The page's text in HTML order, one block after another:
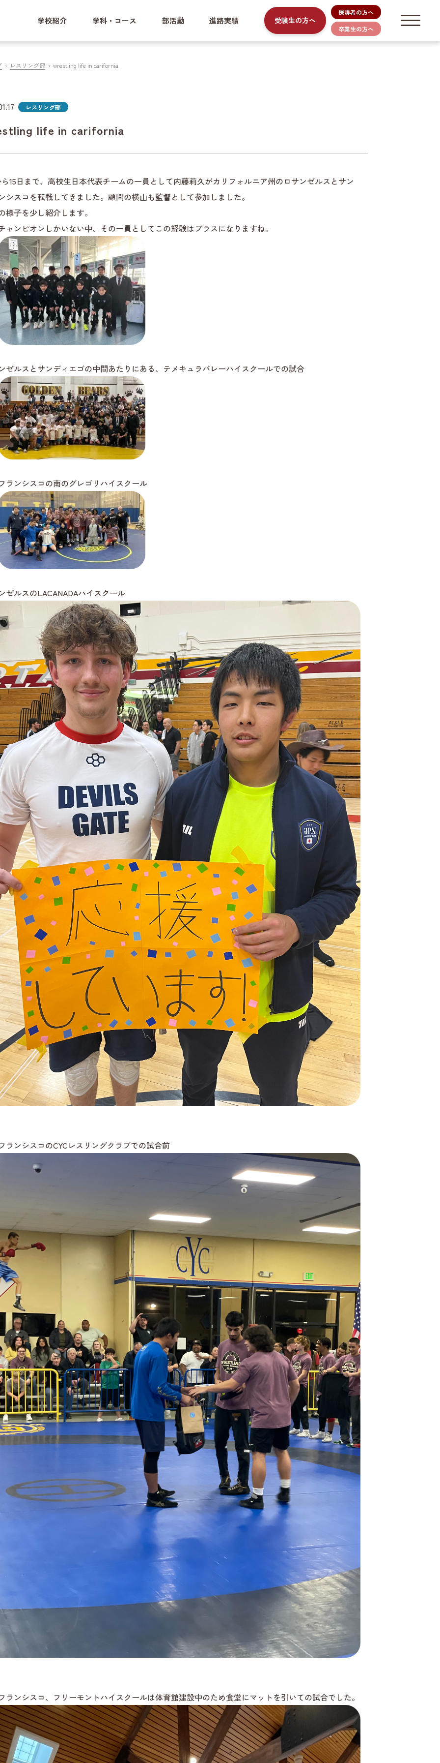
学校紹介 学科・コース 部活動 進路実績 受験生の方へ
保護者の方へ
卒業生の方へ
レスリング部 wrestling life in carifornia
レスリング部
life in carifornia
15日まで、高校生日本代表チームの一員として内藤莉久がカリフォルニア州のロサンゼルスとサン
シスコを転戦してきました。顧問の横山も監督として参加しました。
様子を少し紹介します。
ャンピオンしかいない中、その一員としてこの経験はプラスになりますね。
ゼルスとサンディエゴの中間あたりにある、テメキュラバレーハイスクールでの試合
ランシスコの南のグレゴリハイスクール
ゼルスのLACANADAハイスクール
ランシスコのCYCレスリングクラブでの試合前
ランシスコ、フリーモントハイスクールは体育館建設中のため食堂にマットを引いての試合でした。